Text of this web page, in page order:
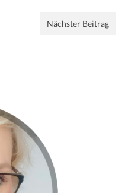
Nächster Beitrag